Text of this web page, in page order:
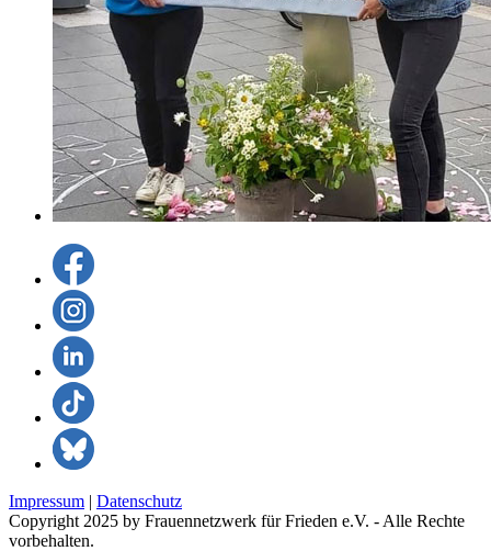
Impressum | Datenschutz
Copyright 2025 by Frauennetzwerk für Frieden e.V. - Alle Rechte
vorbehalten.